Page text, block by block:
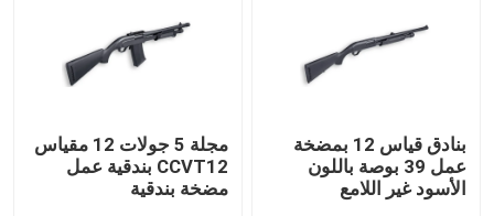
جولة في المصنع
مراقبة الجودة
اتصل بنا
بنادق قياس 12 بمضخة
عمل 39 بوصة باللون
الأسود غير اللامع
مجلة 5 جولات 12 مقياس
CCVT12 بندقية عمل
مضخة بندقية